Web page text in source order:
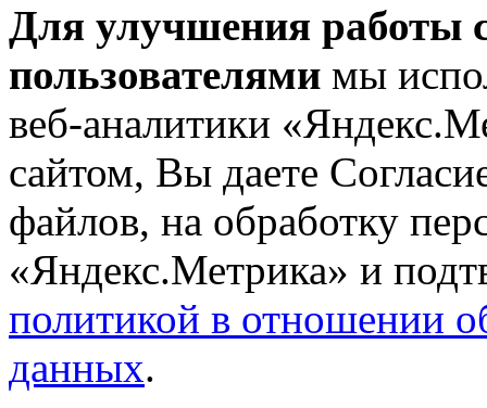
Для улучшения работы
пользователями мы
веб-аналитики
сайтом, Вы даете
файлов, на обработку
«Яндекс.Метрика» и
политикой в отношении
данных.